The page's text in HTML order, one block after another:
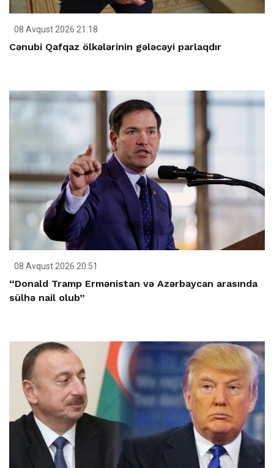
08 Avqust 2026 21:18
Cənubi Qafqaz ölkələrinin gələcəyi parlaqdır
08 Avqust 2026 20:51
“Donald Tramp Ermənistan və Azərbaycan arasında
sülhə nail olub”